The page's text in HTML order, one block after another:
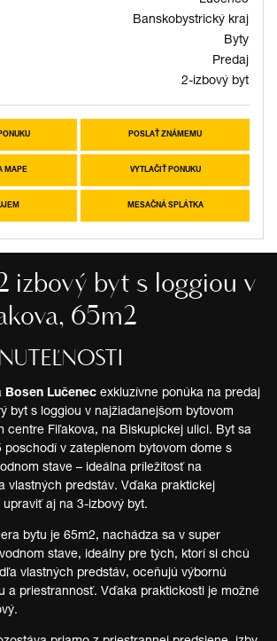
Banskobystrický kraj
Byty
Predaj
2-izbový byt
POSLAŤ ZNÁMEMU
MAPE VYTLAČIŤ PONUKU
MESAČNÁ SPLÁTKA
izbový byt s loggiou v
65m2
Bosen Lučenec exkluzívne ponúka na predaj
byt s loggiou v najžiadanejšom bytovom
centre Fiľakova, na Biskupickej ulici. Byt sa
poschodí v zateplenom bytovom dome s
stave – ideálna príležitosť na
vlastných predstáv. Vďaka praktickej
aj na 3-izbový byt.
bytu je 65m2, nachádza sa v super
stave, ideálny pre tých, ktorí si chcú
vlastných predstáv, oceňujú výbornú
a priestrannosť. Vďaka praktickosti je možné